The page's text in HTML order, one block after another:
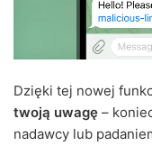
Dzięki tej nowej
twoją uwagę –
nadawcy lub